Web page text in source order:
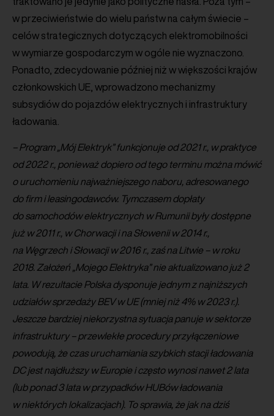
w przeciwieństwie do wielu państw na całym świecie –
celów strategicznych dotyczących elektromobilności
w wymiarze gospodarczym w ogóle nie wyznaczono.
Ponadto, zdecydowanie później niż w większości krajów
członkowskich UE, wprowadzono mechanizmy
subsydiów do pojazdów elektrycznych i infrastruktury
ładowania.
– Program „Mój Elektryk” funkcjonuje od 2021 r., w praktyce
od 2022 r., ponieważ dopiero od tego terminu można mówić
o uruchomieniu najważniejszego naboru, adresowanego
do firm i leasingodawców. Tymczasem dopłaty
do samochodów elektrycznych w Rumunii były dostępne
już w 2011 r., w Chorwacji i na Słowenii w 2014 r.,
na Węgrzech i Słowacji w 2016 r., zaś na Litwie – w roku
2018. Założeń „Mojego Elektryka” nie aktualizowano już 2
lata. W rezultacie Polska dysponuje jednym z najniższych
udziałów sprzedaży BEV w UE (mniej niż 4% w 2023 r.).
Jeszcze bardziej niekorzystna sytuacja panuje w sektorze
infrastruktury – przewlekłe procedury przyłączeniowe
powodują, że czas uruchamiania szybkich stacji ładowania
DC jest najdłuższy w Europie i często wynosi nawet 2 lata
(lub ponad 3 lata w przypadków HUBów ładowania
w niektórych lokalizacjach). To sprawia, że jak na dziś